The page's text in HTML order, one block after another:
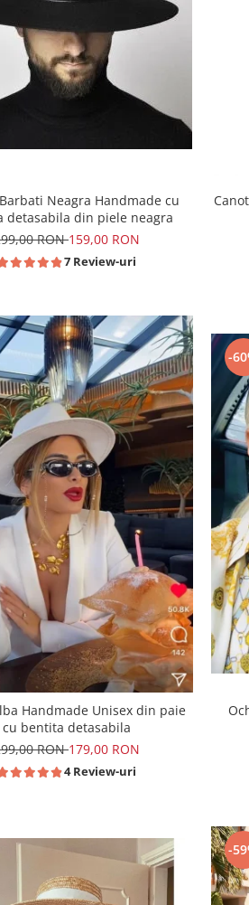
Neagra Handmade cu
detasabila din piele neagra
RON159,00 RON
7 Review-uri
Handmade Unisex din paie
cu bentita detasabila
RON179,00 RON
4 Review-uri
-
-